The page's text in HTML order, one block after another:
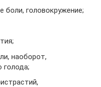
боли, головокружение;
наоборот,
голода;